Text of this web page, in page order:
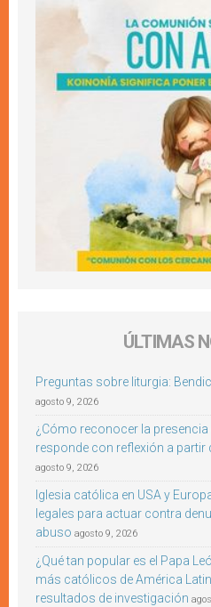
ÚLTIMAS
Preguntas sobre liturgia:
agosto 9, 2026
¿Cómo reconocer la presencia
responde con reflexión a partir
agosto 9, 2026
Iglesia católica en USA y
legales para actuar contra
abuso agosto 9, 2026
¿Qué tan popular es el Papa
más católicos de América
resultados de investigación